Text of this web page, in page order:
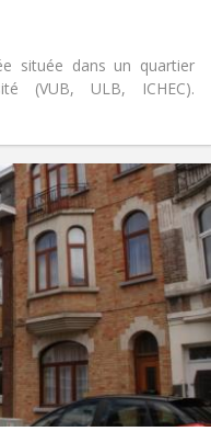
située dans un quartier
(VUB, ULB, ICHEC).
Infos Pratiques
Loyer:
520 €
Charges:
85 €
Durée:
5-6 mois
Domiciliation:
Non
Aménagement
Salle de bain:
Commune
Cuisine:
Commune
Superficie:
15 m
Pièces privées:
1